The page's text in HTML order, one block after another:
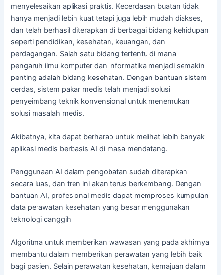
menyelesaikan aplikasi praktis. Kecerdasan buatan tidak
hanya menjadi lebih kuat tetapi juga lebih mudah diakses,
dan telah berhasil diterapkan di berbagai bidang kehidupan
seperti pendidikan, kesehatan, keuangan, dan
perdagangan. Salah satu bidang tertentu di mana
pengaruh ilmu komputer dan informatika menjadi semakin
penting adalah bidang kesehatan. Dengan bantuan sistem
cerdas, sistem pakar medis telah menjadi solusi
penyeimbang teknik konvensional untuk menemukan
solusi masalah medis.
Akibatnya, kita dapat berharap untuk melihat lebih banyak
aplikasi medis berbasis AI di masa mendatang.
Penggunaan AI dalam pengobatan sudah diterapkan
secara luas, dan tren ini akan terus berkembang. Dengan
bantuan AI, profesional medis dapat memproses kumpulan
data perawatan kesehatan yang besar menggunakan
teknologi canggih
Algoritma untuk memberikan wawasan yang pada akhirnya
membantu dalam memberikan perawatan yang lebih baik
bagi pasien. Selain perawatan kesehatan, kemajuan dalam